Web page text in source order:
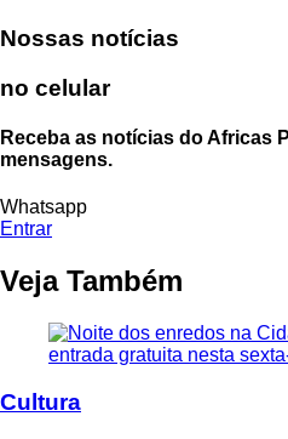
Nossas notícias
no celular
Receba as notícias do Africas
mensagens.
Whatsapp
Entrar
Veja Também
Cultura